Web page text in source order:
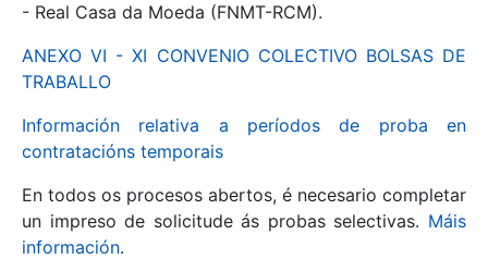
Mostrar/Ocultar
- Real Casa da Moeda (FNMT-RCM).
ANEXO VI - XI CONVENIO COLECTIVO BOLSAS DE
TRABALLO
Información relativa a períodos de proba en
contratacións temporais
En todos os procesos abertos, é necesario completar
un impreso de solicitude ás probas selectivas. Máis
información.